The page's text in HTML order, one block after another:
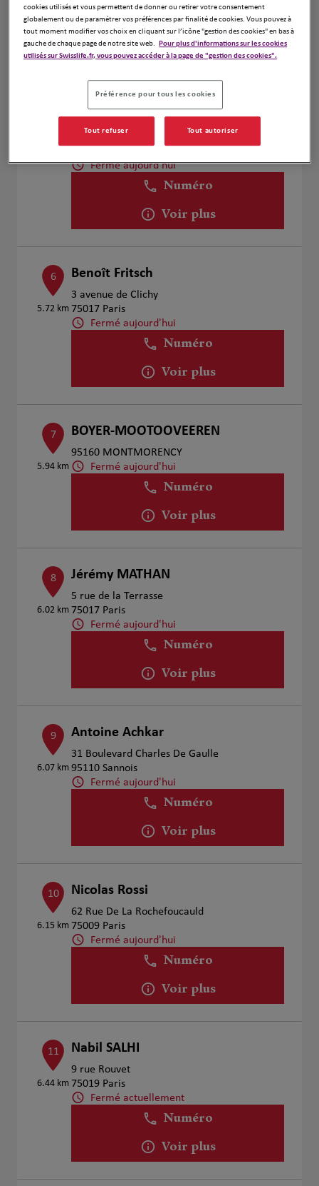
5.23 km
Fermé aujourd'hui
Numéro
Voir plus
Judicaël GÉRARD
Fermé aujourd'hui
Numéro
Voir plus
6
5.72 km
Benoît Fritsch
3 avenue de Clichy
75017 Paris
Fermé aujourd'hui
Numéro
Voir plus
7
5.94 km
BOYER-MOOTOOVEEREN
95160 MONTMORENCY
Fermé aujourd'hui
Numéro
Voir plus
8
6.02 km
Jérémy MATHAN
5 rue de la Terrasse
75017 Paris
Fermé aujourd'hui
Numéro
Voir plus
9
6.07 km
Antoine Achkar
31 Boulevard Charles De Gaulle
95110 Sannois
Fermé aujourd'hui
Numéro
Voir plus
10
6.15 km
Nicolas Rossi
62 Rue De La Rochefoucauld
75009 Paris
Fermé aujourd'hui
Numéro
Voir plus
11
6.44 km
Nabil SALHI
9 rue Rouvet
75019 Paris
Fermé actuellement
Numéro
Voir plus
cookies utilisés et vous permettent de donner ou retirer votre consentement
globalement ou de paramétrer vos préférences par finalité de cookies. Vous pouvez à
tout moment modifier vos choix en cliquant sur l’icône "gestion des cookies" en bas à
gauche de chaque page de notre site web. Pour plus d'informations sur les cookies
utilisés sur Swisslife.fr, vous pouvez accéder à la page de "gestion des cookies".
Préférence pour tous les cookies
Tout refuser Tout autoriser